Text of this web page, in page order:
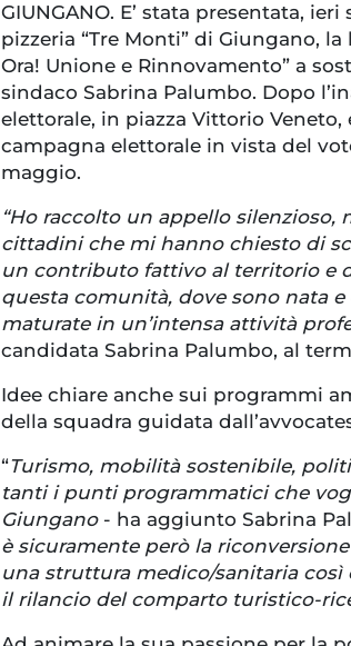
GIUNGANO. E’ stata presentata,
pizzeria “Tre Monti” di Giungano,
Ora! Unione e Rinnovamento” a
sindaco Sabrina Palumbo. Dopo
elettorale, in piazza Vittorio Veneto,
campagna elettorale in vista del
maggio.
“Ho raccolto un appello silenzioso,
cittadini che mi hanno chiesto di
un contributo fattivo al territorio e
questa comunità, dove sono nata
maturate in un’intensa attività
candidata Sabrina Palumbo, al
Idee chiare anche sui programmi
della squadra guidata
“Turismo, mobilità sostenibile,
tanti i punti programmatici che
Giungano - ha aggiunto Sabrina
è sicuramente però la
una struttura medico/sanitaria così
il rilancio del comparto turistico-